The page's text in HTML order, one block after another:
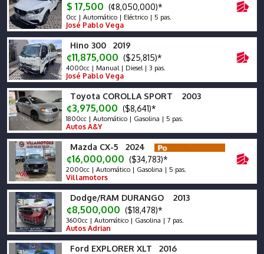
$ 17,500 (¢8,050,000)*
0cc | Automático | Eléctrico | 5 pas.
José Pablo Vega
Hino 300 2019
¢11,875,000 ($25,815)*
4000cc | Manual | Diesel | 3 pas.
José Pablo Vega
Toyota COROLLA SPORT 2003
¢3,975,000 ($8,641)*
1800cc | Automático | Gasolina | 5 pas.
Autos A&Y
Mazda CX-5 2024
¢16,000,000 ($34,783)*
2000cc | Automático | Gasolina | 5 pas.
Villamotors
Dodge/RAM DURANGO 2013
¢8,500,000 ($18,478)*
3600cc | Automático | Gasolina | 7 pas.
Autos Adrian
Ford EXPLORER XLT 2016